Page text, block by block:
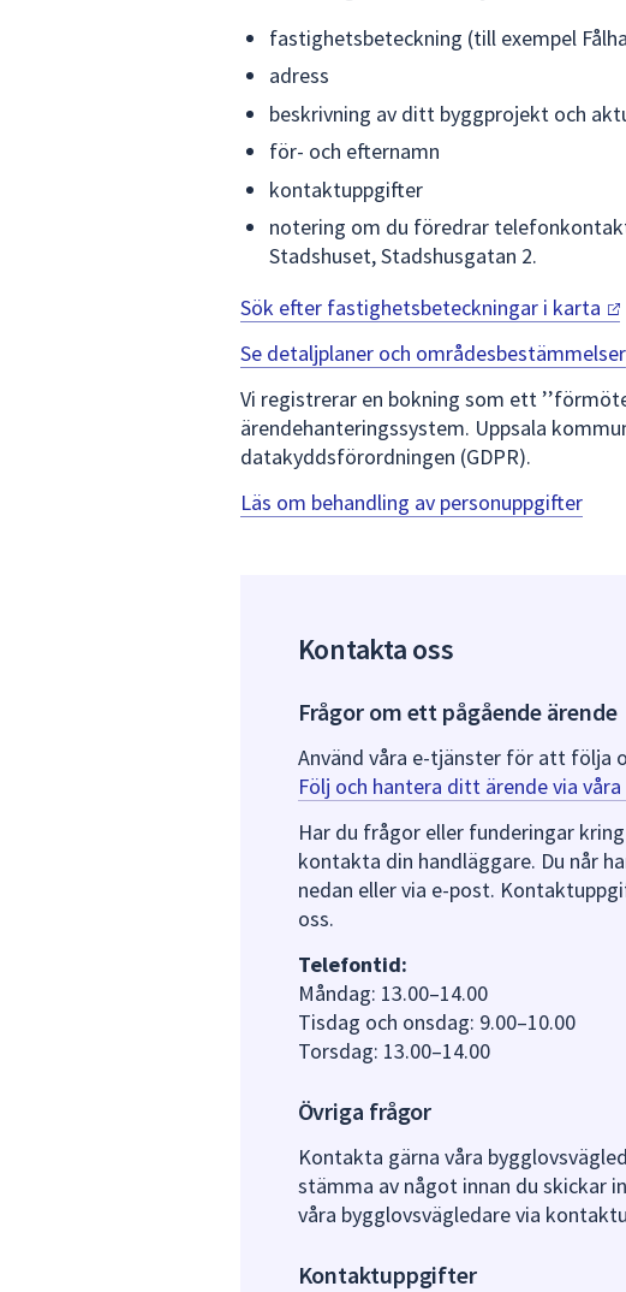
fastighetsbeteckning (till exempel
adress
beskrivning av ditt byggprojekt och
för- och efternamn
kontaktuppgifter
notering om du föredrar
Stadshuset, Stadshusgatan 2.
Sök efter fastighetsbeteckningar i karta
Se detaljplaner och områdesbestämmelser
Vi registrerar en bokning som ett
ärendehanteringssystem. Uppsala
datakyddsförordningen (GDPR).
Läs om behandling av personuppgifter
Kontakta oss
Frågor om ett pågående ärende
Använd våra e-tjänster för att följa
Följ och hantera ditt ärende via
Har du frågor eller funderingar
kontakta din handläggare. Du når
nedan eller via e-post.
oss.
Telefontid:
Måndag: 13.00–14.00
Tisdag och onsdag: 9.00–10.00
Torsdag: 13.00–14.00
Övriga frågor
Kontakta gärna våra
stämma av något innan du skickar
våra bygglovsvägledare via
Kontaktuppgifter